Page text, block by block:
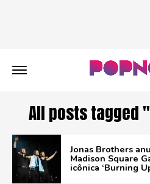
All posts tagged
Jonas Brothers
Madison Square
icônica ‘Burning